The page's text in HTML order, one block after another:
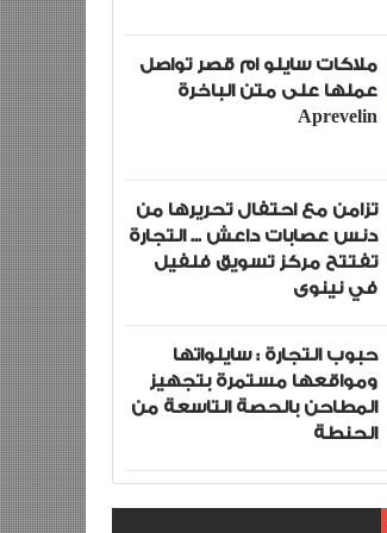
ملاكات سايلو ام قصر تواصل
عملها على متن الباخرة
Aprevelin
تزامن مع احتفال تحريرها من
دنس عصابات داعش ... التجارة
تفتتح مركز تسويق فلفيل
في نينوى
حبوب التجارة : سايلواتها
ومواقعها مستمرة بتجهيز
المطاحن بالحصة التاسعة من
الحنطة